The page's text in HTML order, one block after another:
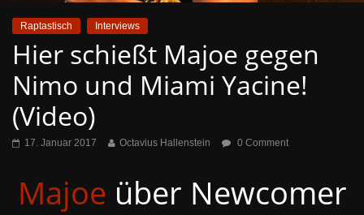
Raptastisch Interviews
Hier schießt Majoe gegen
Nimo und Miami Yacine!
(Video)
17. Januar 2017 Octavius Hallenstein 0 Comment
Majoe über Newcomer